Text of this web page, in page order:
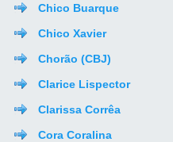
Chico Buarque
Chico Xavier
Chorão (CBJ)
Clarice Lispector
Clarissa Corrêa
Cora Coralina